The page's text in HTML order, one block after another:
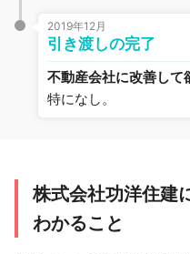
2019年12月
引き渡しの完了
不動産会社に改善して
特になし。
株式会社功洋住建
わかること